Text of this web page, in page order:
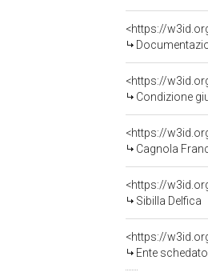
Condizione
<https://
Cagnola
<https://
Sibilla Delfica
<https://
Ente schedatore